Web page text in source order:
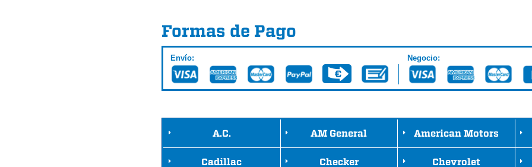
Formas de Pago
Envío: Negocio:
A.C. AM General American Motors
Cadillac Checker Chevrolet